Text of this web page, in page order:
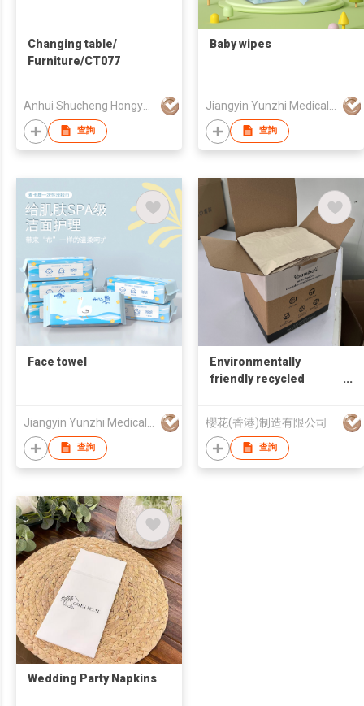
Changing table/
Furniture/CT077
Anhui Shucheng Hongyuan Childrens Products Company Limited
查詢
Baby wipes
查詢
Face towel
查詢
Environmentally
friendly recycled
櫻花(香港)制造有限公司
查詢
Wedding Party Napkins